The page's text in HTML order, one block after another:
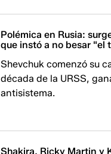
Polémica en Rusia:
que instó a no besar "el
Shevchuk comenzó su
década de la URSS,
antisistema.
Shakira, Ricky Martin y